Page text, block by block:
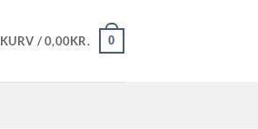
KURV /0,00KR. 0